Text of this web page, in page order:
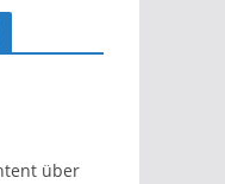
über